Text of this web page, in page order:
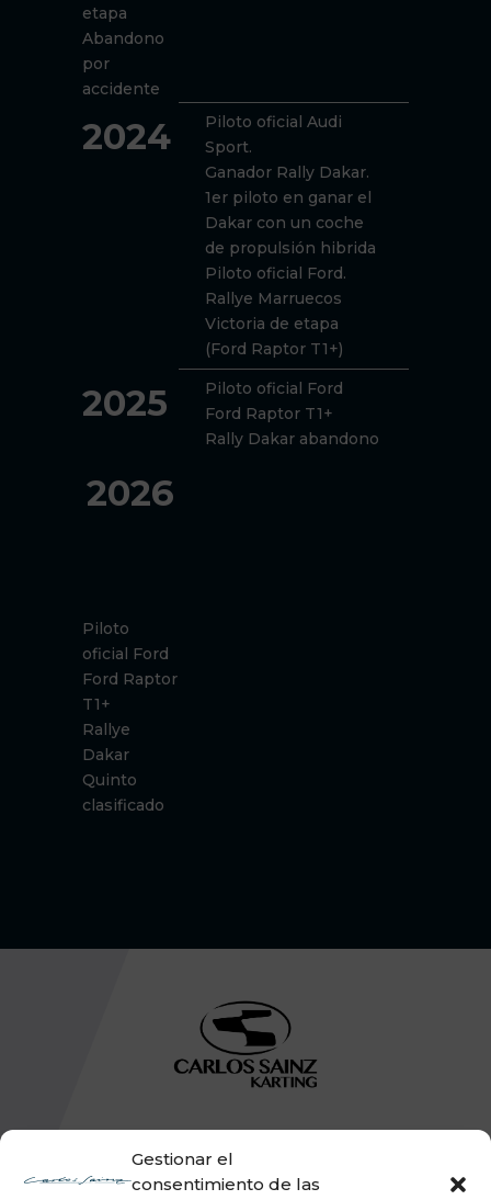
Gestionar el
consentimiento de las
etapa
Abandono
por
accidente
2024
Piloto oficial Audi
Sport.
Ganador Rally Dakar.
1er piloto en ganar el
Dakar con un coche
de propulsión hibrida
Piloto oficial Ford.
Rallye Marruecos
Victoria de etapa
(Ford Raptor T1+)
2025
Piloto oficial Ford
Ford Raptor T1+
Rally Dakar abandono
2026
Piloto
oficial Ford
Ford Raptor
T1+
Rallye
Dakar
Quinto
clasificado